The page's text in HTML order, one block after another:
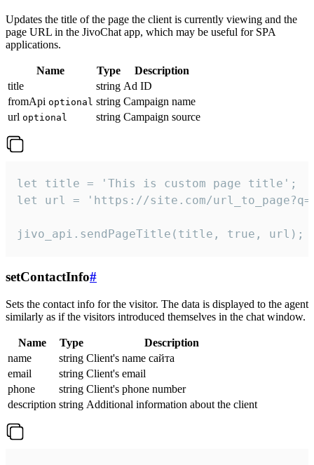
Updates the title of the page the client is currently viewing and the
page URL in the JivoChat app, which may be useful for SPA
applications.
Name Type
Description
title
string Ad ID
fromApi optional string Campaign name
url optional string Campaign source
let title = 'This is custom page title';
let url = 'https://site.com/
jivo_api.sendPageTitle(title, true, url);
setContactInfo#
Sets the contact info for the visitor. The data is displayed to the agent
similarly as if the visitors introduced themselves in the chat window.
Name Type
Description
name
string Client's name сайта
email
string Client's email
phone
string Client's phone number
description string Additional information about the client